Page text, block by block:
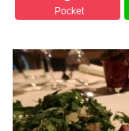
Pocket